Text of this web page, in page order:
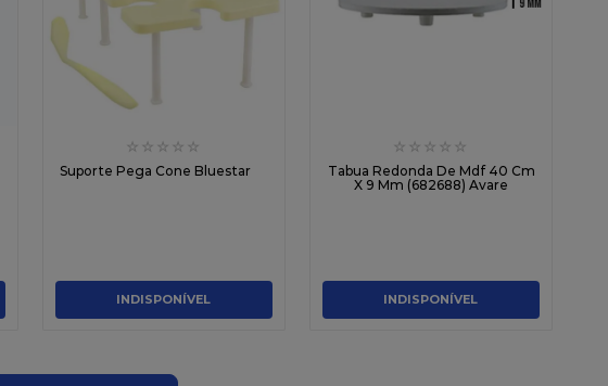
☆ ☆ ☆ ☆ ☆
Suporte Pega Cone Bluestar
INDISPONÍVEL
☆ ☆ ☆ ☆ ☆
Tabua Redonda De Mdf 40 Cm
X 9 Mm (682688) Avare
INDISPONÍVEL